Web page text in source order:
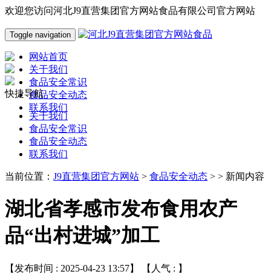
欢迎您访问河北J9直营集团官方网站食品有限公司官方网站
Toggle navigation
网站首页
关于我们
食品安全常识
食品安全动态
联系我们
快捷导航
关于我们
食品安全常识
食品安全动态
联系我们
当前位置： J9直营集团官方网站 > 食品安全动态 > > 新闻内容
湖北省孝感市发布食用农产
品“出村进城”加工
【发布时间 : 2025-04-23 13:57】 【人气 : 】